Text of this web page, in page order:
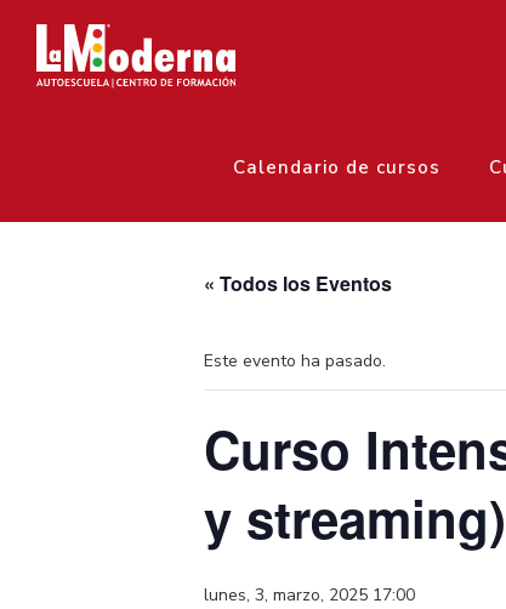
Calendario de cursos
« Todos los Eventos
Este evento ha pasado.
Curso
y
lunes, 3, marzo, 2025 17:00